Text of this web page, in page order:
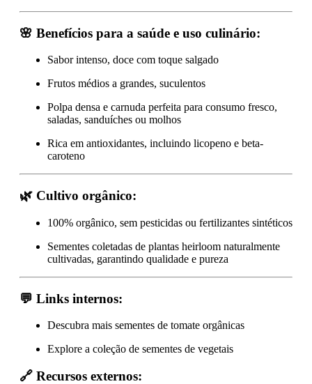
🌸 Benefícios para a saúde e uso culinário:
Sabor intenso, doce com toque salgado
Frutos médios a grandes, suculentos
Polpa densa e carnuda perfeita para consumo fresco,
saladas, sanduíches ou molhos
Rica em antioxidantes, incluindo licopeno e beta-
caroteno
🌿 Cultivo orgânico:
100% orgânico, sem pesticidas ou fertilizantes sintéticos
Sementes coletadas de plantas heirloom naturalmente
cultivadas, garantindo qualidade e pureza
💬 Links internos:
Descubra mais sementes de tomate orgânicas
Explore a coleção de sementes de vegetais
🔗 Recursos externos: